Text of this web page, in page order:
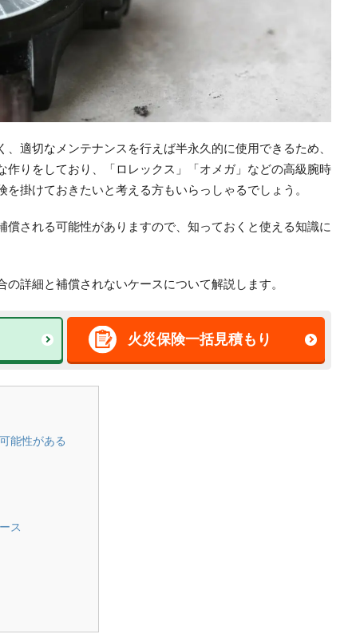
適切なメンテナンスを行えば半永久的に使用できるため、
りをしており、「ロレックス」「オメガ」などの高級腕時
掛けておきたいと考える方もいらっしゃるでしょう。
される可能性がありますので、知っておくと使える知識に
詳細と補償されないケースについて解説します。
火災保険一括見積もり
能性がある
ス